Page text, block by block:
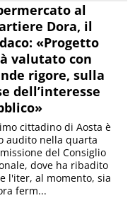
al
Dora, il
«Progetto
valutato con
rigore, sulla
dell’interesse
cittadino di Aosta è
audito nella quarta
del Consiglio
dove ha ribadito
l'iter, al momento, sia
ferm...